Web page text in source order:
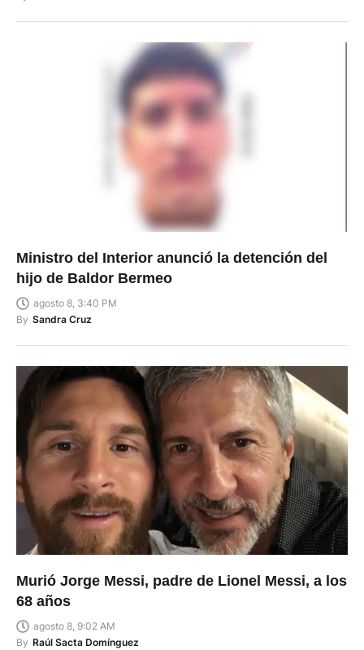
Ministro del Interior anunció la detención del
hijo de Baldor Bermeo
agosto 8, 3:40 PM
By Sandra Cruz
Murió Jorge Messi, padre de Lionel Messi, a los
68 años
agosto 8, 9:02 AM
By Raúl Sacta Domínguez